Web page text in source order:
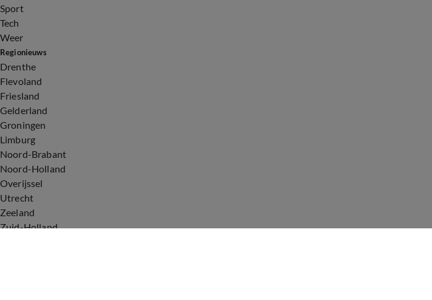
Sport
Tech
Weer
Regionieuws
Drenthe
Flevoland
Friesland
Gelderland
Groningen
Limburg
Noord-Brabant
Noord-Holland
Overijssel
Utrecht
Zeeland
Zuid-Holland